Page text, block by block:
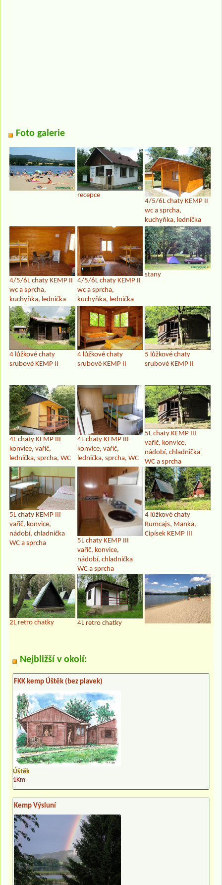
Foto galerie
recepce
4/5/6L chaty KEMP II
wc a sprcha,
kuchyňka, lednička
4/5/6L chaty KEMP II
wc a sprcha,
kuchyňka, lednička
4/5/6L chaty KEMP II
wc a sprcha,
kuchyňka, lednička
stany
4 lůžkové chaty
srubové KEMP II
4 lůžkové chaty
srubové KEMP II
5 lůžkové chaty
srubové KEMP II
4L chaty KEMP III
konvice, vařič,
lednička, sprcha, WC
4L chaty KEMP III
konvice, vařič,
lednička, sprcha, WC
5L chaty KEMP III
vařič, konvice,
nádobí, chladnička
WC a sprcha
5L chaty KEMP III
vařič, konvice,
nádobí, chladnička
WC a sprcha
5L chaty KEMP III
vařič, konvice,
nádobí, chladnička
WC a sprcha
4 lůžkové chaty
Rumcajs, Manka,
Cipísek KEMP III
2L retro chatky 4L retro chatky
Nejbližší v okolí:
FKK kemp Úštěk (bez plavek)
Úštěk
1Km
Kemp Výsluní